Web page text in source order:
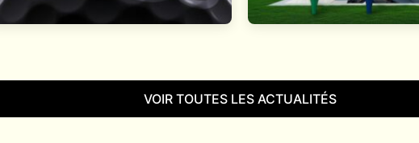
VOIR TOUTES LES ACTUALITÉS